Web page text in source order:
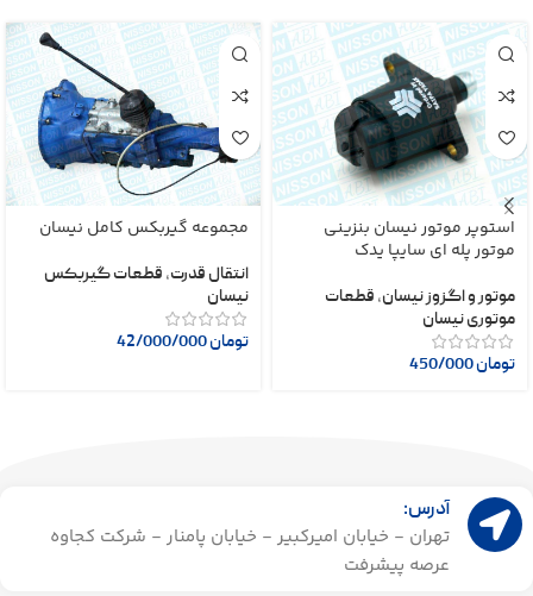
استوپر موتور نیسان بنزینی
موتور پله ای سایپا یدک
موتور و اگزوز نیسان, قطعات
موتوری نیسان
تومان
مجموعه گیربکس کامل نیسان
انتقال قدرت, قطعات گیربکس
نیسان
تومان
آدرس:
تهران - خیابان امیرکبیر - خیابان پامنار - شرکت کجاوه
عرصه پیشرفت